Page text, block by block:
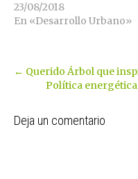
23/08/2018
En «Desarrollo Urbano»
Post
navigation
← Querido Árbol que
Política
Deja un comentario